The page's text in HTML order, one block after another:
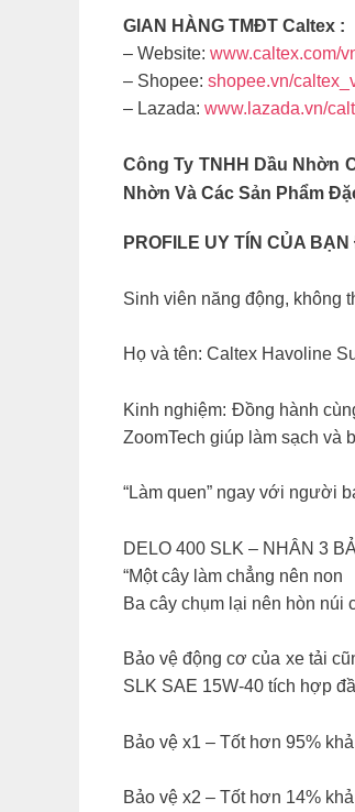
GIAN HÀNG TMĐT Caltex :
– Website: www.caltex.com/
– Shopee: shopee.vn/
– Lazada: www.lazada.vn/
Công Ty TNHH Dầu Nhờn
Nhờn Và Các Sản Phẩm
PROFILE UY TÍN CỦA
Sinh viên năng động, không
Họ và tên: Caltex Havoline
Kinh nghiệm: Đồng hành
ZoomTech giúp làm sạch và
“Làm quen” ngay với người
DELO 400 SLK – NHÂN 3
“Một cây làm chẳng nên non
Ba cây chụm lại nên hòn núi
Bảo vệ động cơ của xe tải
SLK SAE 15W-40 tích hợp
Bảo vệ x1 – Tốt hơn 95%
Bảo vệ x2 – Tốt hơn 14%